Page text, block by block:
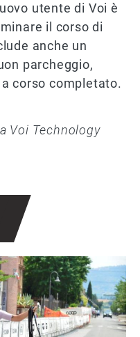
utente di Voi è
il corso di
anche un
parcheggio,
corso completato.
Voi Technology